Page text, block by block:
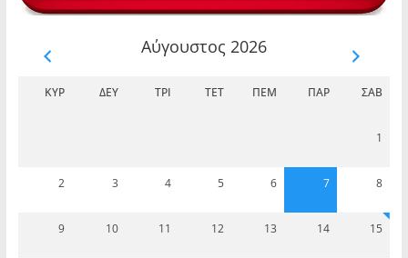
Αύγουστος 2026
ΚΥΡ ΔΕΥ ΤΡΊ ΤΕΤ ΠΈΜ ΠΑΡ ΣΆΒ
1
2 3 4 5 6 7 8
9 10 11 12 13 14 15